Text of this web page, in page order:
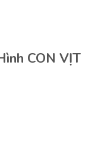
CON VỊT